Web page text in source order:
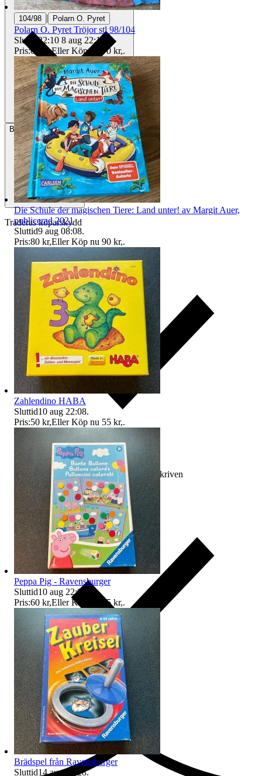
BetalningVia Tradera
Traderas köparskydd
Ersättning om varan inte är som beskriven
Ersättning om du inte får din vara
104/98 | Polarn O. Pyret
Polarn O. Pyret Tröjor stl 98/104
Sluttid 22:10 8 aug 22:10
Pris:60 kr,Eller Köp nu 70 kr,.
Die Schule der magischen Tiere: Land unter! av Margit Auer,
publicerad 2021
Sluttid9 aug 08:08.
Pris:80 kr,Eller Köp nu 90 kr,.
Zahlendino HABA
Sluttid10 aug 22:08.
Pris:50 kr,Eller Köp nu 55 kr,.
Peppa Pig - Ravensburger
Sluttid10 aug 22:09
Pris:60 kr,Eller Köp nu 65 kr,.
Brädspel från Ravensburger
Sluttid14 aug 09:28.